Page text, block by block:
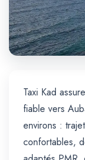
Taxi Kad
fiable vers
environs :
confortables,